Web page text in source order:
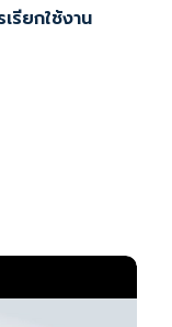
รียกใช้งาน